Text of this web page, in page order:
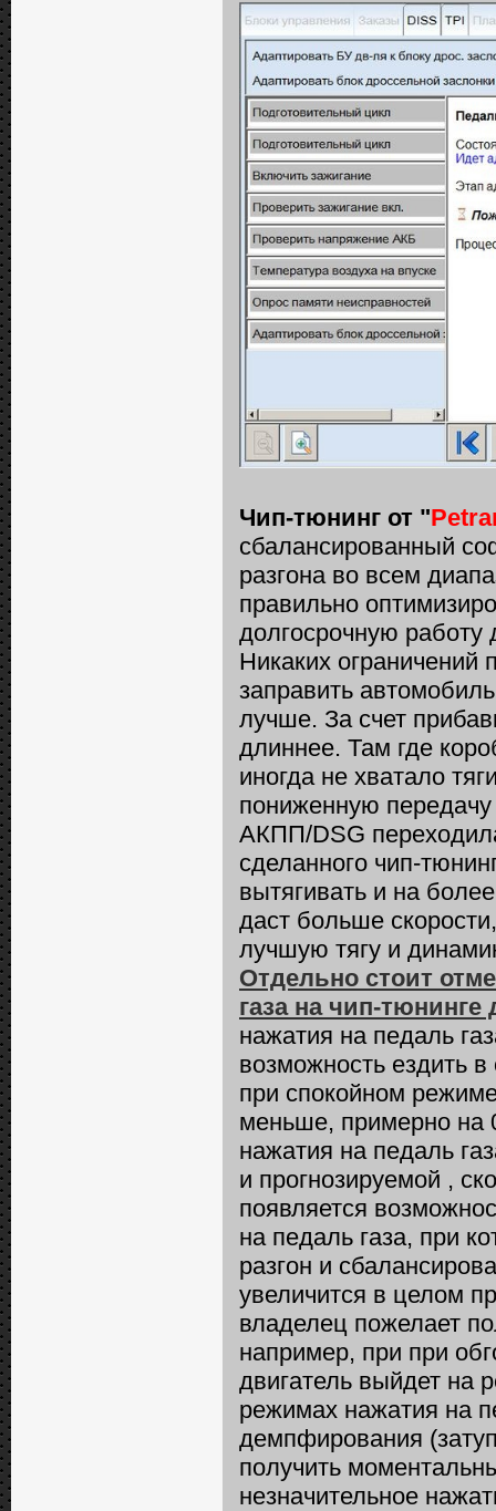
Чип-тюнинг от "
сбалансированный
разгона во всем
правильно
долгосрочную работу
Никаких ограничений
заправить
лучше. За счет
длиннее. Там где
иногда не хватало
пониженную
АКПП/DSG
сделанного чип-
вытягивать и на
даст больше
лучшую тягу и
Отдельно стоит
газа на чип-тюнинге
нажатия на педаль
возможность ездить
при спокойном
меньше, примерно на
нажатия на педаль
и прогнозируемой ,
появляется
на педаль газа, при
разгон и
увеличится в целом
владелец пожелает
например, при при
двигатель выйдет на
режимах нажатия на
демпфирования
получить
незначительное